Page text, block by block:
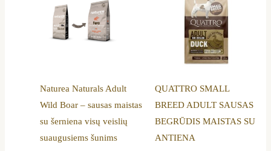
Naturea Naturals Adult
Wild Boar – sausas maistas
su šerniena visų veislių
suaugusiems šunims
variants.
The
options
chosen
on
the
product
QUATTRO SMALL
BREED ADULT SAUSAS
BEGRŪDIS MAISTAS SU
ANTIENA
variants.
The
options
may
chosen
on
the